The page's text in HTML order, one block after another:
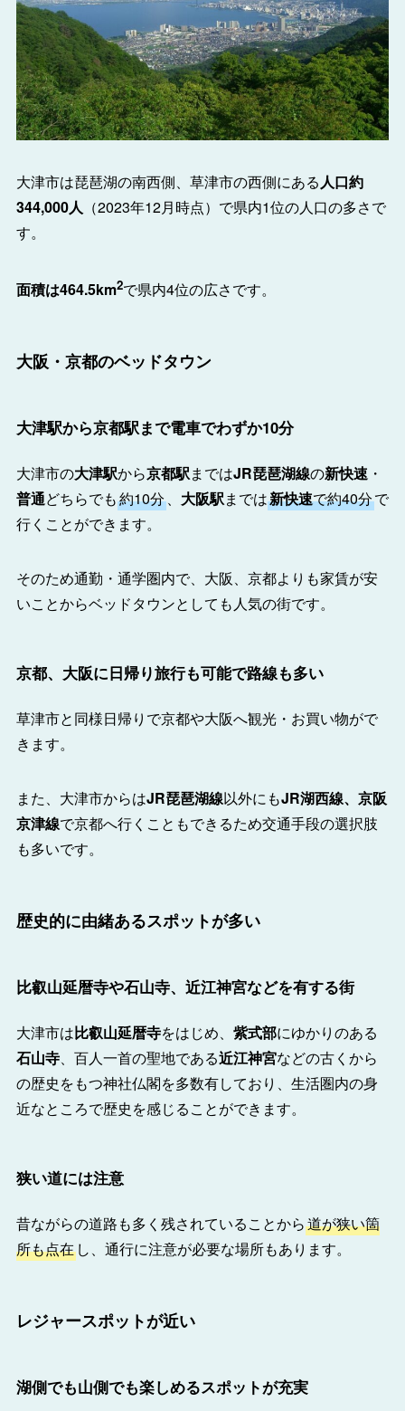
大津市は琵琶湖の南西側、草津市の西側にある 人口約
344,000人 （2023年12月時点）で県内1位の人口の多さで
す。
面積は464.5km2で県内4位の広さです。
大阪・京都のベッドタウン
大津駅から京都駅まで電車でわずか10分
大津市の大津駅から京都駅まではJR琵琶湖線の新快速・
普通どちらでも約10分、 大阪駅までは新快速で約40分で
行くことができます。
そのため通勤・通学圏内で、大阪、京都よりも家賃が安
いことからベッドタウンとしても人気の街です。
京都、大阪に日帰り旅行も可能で路線も多い
草津市と同様日帰りで京都や大阪へ観光・お買い物がで
きます。
また、大津市からはJR琵琶湖線以外にもJR湖西線、京阪
京津線で京都へ行くこともできるため交通手段の選択肢
も多いです。
歴史的に由緒あるスポットが多い
比叡山延暦寺や石山寺、近江神宮などを有する街
大津市は比叡山延暦寺をはじめ、 紫式部にゆかりのある
石山寺、百人一首の聖地である近江神宮などの古くから
の歴史をもつ神社仏閣を多数有しており、生活圏内の身
近なところで歴史を感じることができます。
狭い道には注意
昔ながらの道路も多く残されていることから道が狭い箇
所も点在し、通行に注意が必要な場所もあります。
レジャースポットが近い
湖側でも山側でも楽しめるスポットが充実